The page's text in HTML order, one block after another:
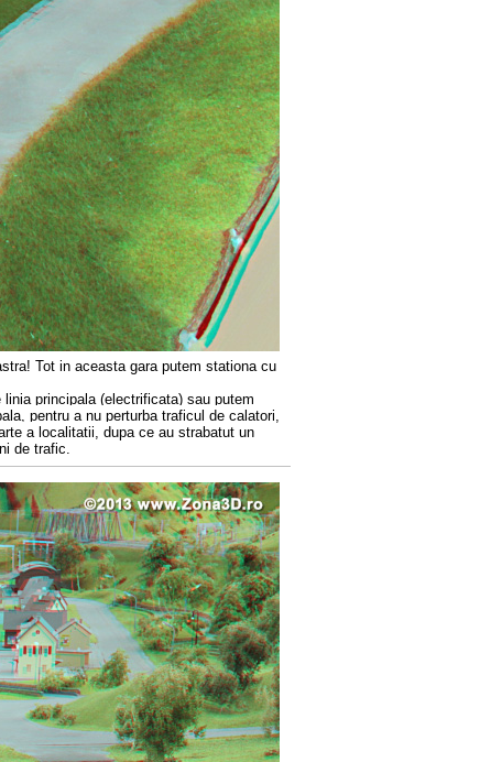
Tot in aceasta gara putem stationa cu
principala (electrificata) sau putem
pentru a nu perturba traficul de calatori,
a localitatii, dupa ce au strabatut un
de trafic.